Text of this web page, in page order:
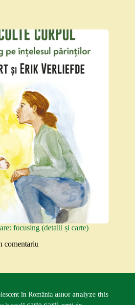
focusing (detalii și carte)
comentariu
în România amor analyze this